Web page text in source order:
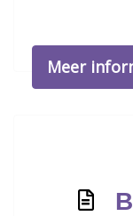
Meer